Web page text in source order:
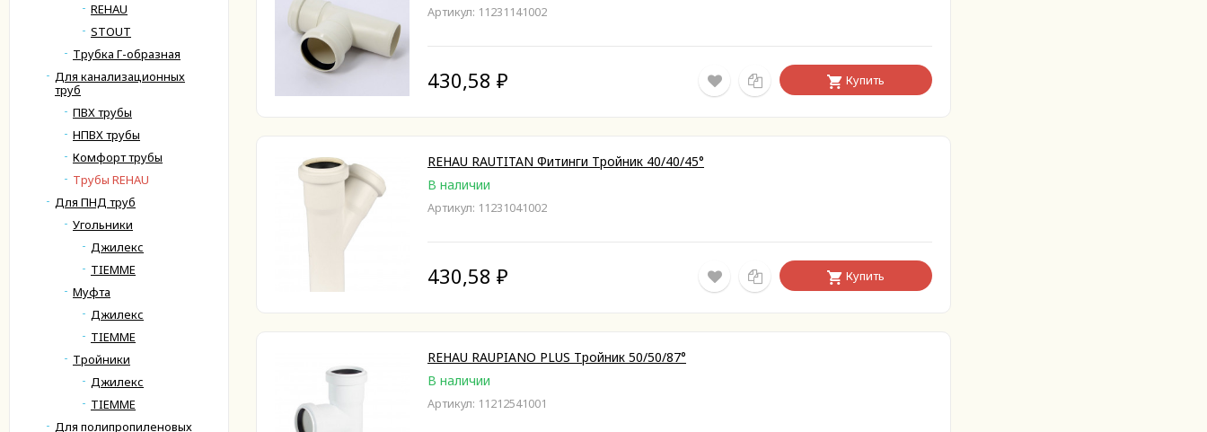
REHAU
STOUT
Трубка Г-образная
Для канализационных
труб
ПВХ трубы
НПВХ трубы
Комфорт трубы
Трубы REHAU
Для ПНД труб
Угольники
Джилекс
TIEMME
Муфта
Джилекс
TIEMME
Тройники
Джилекс
TIEMME
Для полипропиленовых
Артикул: 11231141002
430,58 ₽ Купить
REHAU RAUTITAN Фитинги Тройник 40/40/45°
В наличии
Артикул: 11231041002
430,58 ₽ Купить
REHAU RAUPIANO PLUS Тройник 50/50/87°
В наличии
Артикул: 11212541001